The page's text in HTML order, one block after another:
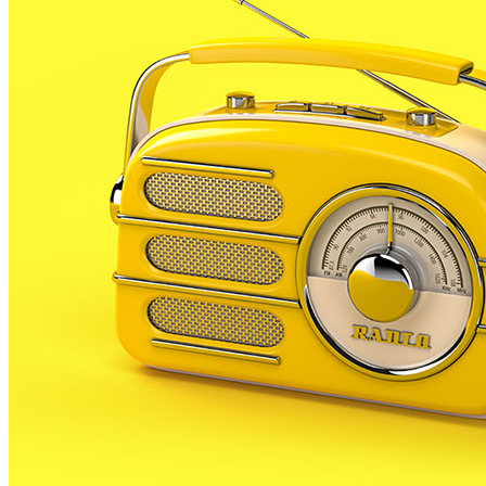
recollia en poques hores 118 l/m2.
Aquell aiguat va provocar inundacions en diferents
punts del nostre municipi, principalment en la zona
dels carrers Salvador Espriu, Costa Brava, i la majoria
de carrers que baixen del barri Sta Maria com ara, Pau
casals, Capdevila, Can Croses o Mas Pinell.
La tempesta va negar baixos i escales de comunitats.
La demora dels ajuts i la falta de resposta per part del
consistori palafollenc davant dels afectats dels
aiguats, van obligar als veïns a organitzar-se en una
plataforma que a principis del mes de novembre
organitzava una taula oberta amb representants
polítics i tècnics l’ajuntament de PLF.
Arrel de la reunió, el consistori es va implicar per tal
que els veïns afectats per les inundacions cobressin